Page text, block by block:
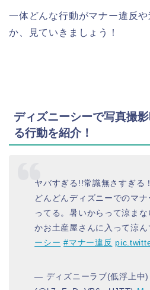
一体どんな行動がマナー違反
か、見ていきましょう！
ディズニーシーで写真撮
る行動を紹介！
ヤバすぎる!!常識無さすぎる！
どんどんディズニーでのマ
ってる。暑いからって涼ま
かお土産屋さんに入って涼
ーシー #マナー違反
— ディズニーラブ(低浮上中)